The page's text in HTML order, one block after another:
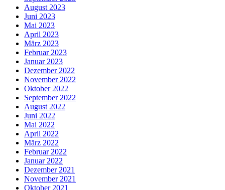
August 2023
Juni 2023
Mai 2023
April 2023
März 2023
Februar 2023
Januar 2023
Dezember 2022
November 2022
Oktober 2022
September 2022
August 2022
Juni 2022
Mai 2022
April 2022
März 2022
Februar 2022
Januar 2022
Dezember 2021
November 2021
Oktober 2021